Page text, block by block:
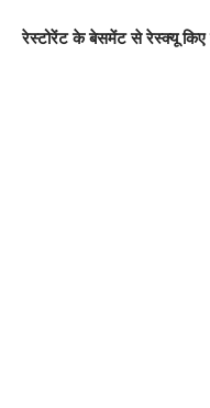
रेस्टोरेंट के बेसमेंट से रेस्क्यू किए